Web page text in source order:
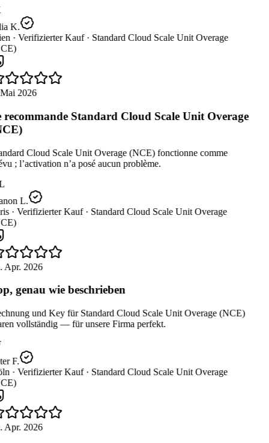
K.
· Verifizierter Kauf · Standard Cloud Scale Unit Overage
2026
recommande Standard Cloud Scale Unit Overage
Cloud Scale Unit Overage (NCE) fonctionne comme
; l’activation n’a posé aucun problème.
L.
· Verifizierter Kauf · Standard Cloud Scale Unit Overage
Apr. 2026
genau wie beschrieben
und Key für Standard Cloud Scale Unit Overage (NCE)
vollständig — für unsere Firma perfekt.
F.
· Verifizierter Kauf · Standard Cloud Scale Unit Overage
Apr. 2026